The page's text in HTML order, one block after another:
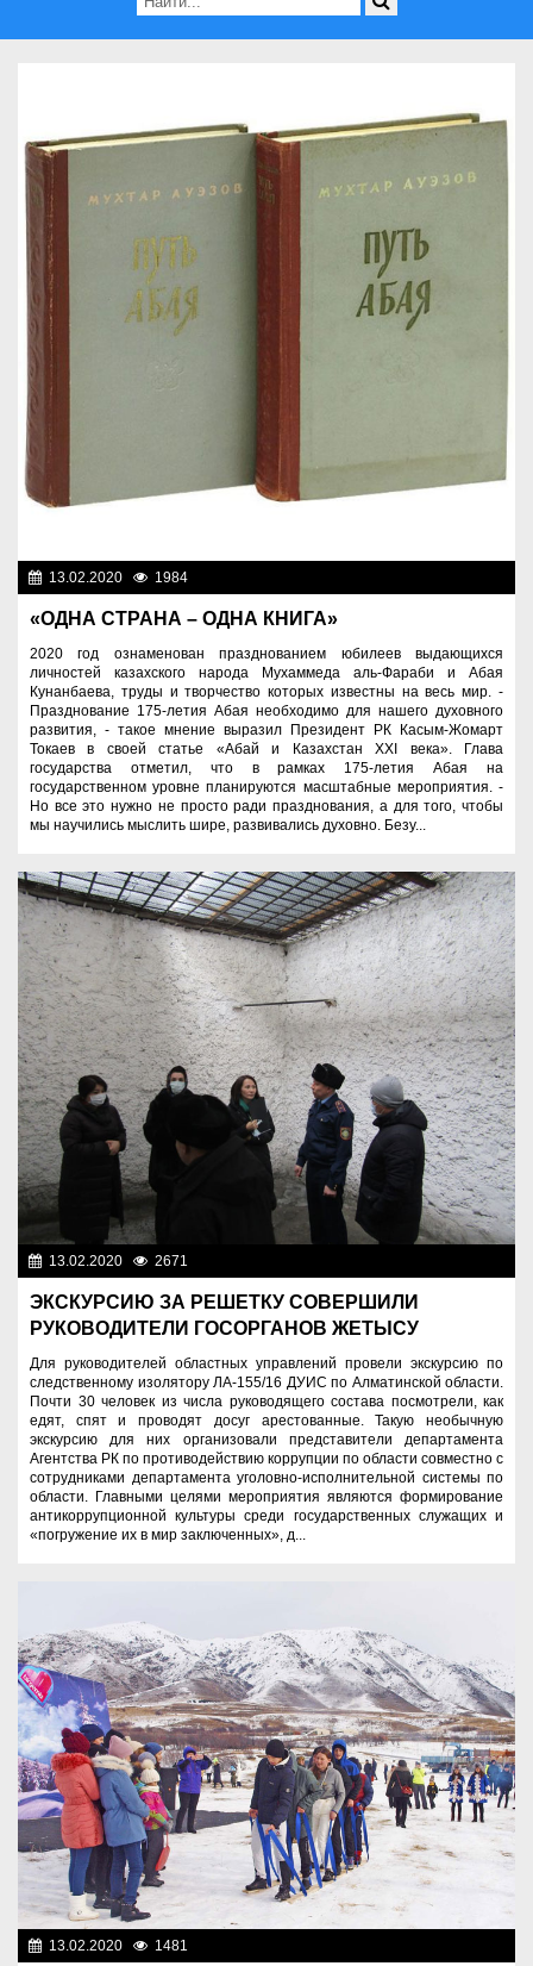
13.02.2020 1984
«ОДНА СТРАНА – ОДНА КНИГА»
2020 год ознаменован празднованием юбилеев выдающихся
личностей казахского народа Мухаммеда аль-Фараби и Абая
Кунанбаева, труды и творчество которых известны на весь мир. -
Празднование 175-летия Абая необходимо для нашего духовного
развития, - такое мнение выразил Президент РК Касым-Жомарт
Токаев в своей статье «Абай и Казахстан ХХІ века». Глава
государства отметил, что в рамках 175-летия Абая на
государственном уровне планируются масштабные мероприятия. -
Но все это нужно не просто ради празднования, а для того, чтобы
мы научились мыслить шире, развивались духовно. Безу...
13.02.2020 2671
ЭКСКУРСИЮ ЗА РЕШЕТКУ СОВЕРШИЛИ
РУКОВОДИТЕЛИ ГОСОРГАНОВ ЖЕТЫСУ
Для руководителей областных управлений провели экскурсию по
следственному изолятору ЛА-155/16 ДУИС по Алматинской области.
Почти 30 человек из числа руководящего состава посмотрели, как
едят, спят и проводят досуг арестованные. Такую необычную
экскурсию для них организовали представители департамента
Агентства РК по противодействию коррупции по области совместно с
сотрудниками департамента уголовно-исполнительной системы по
области. Главными целями мероприятия являются формирование
антикоррупционной культуры среди государственных служащих и
«погружение их в мир заключенных», д...
13.02.2020 1481